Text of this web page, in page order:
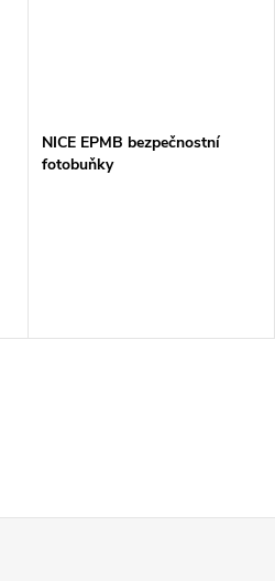
NICE EPMB bezpečnostní
fotobuňky